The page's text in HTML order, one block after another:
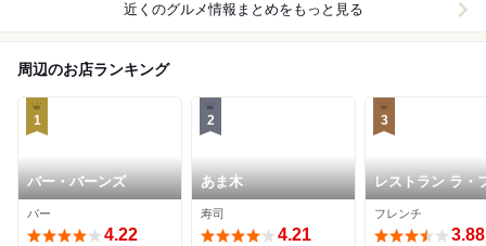
近くのグルメ情報まとめをもっと見る
周辺のお店ランキング
1
バー・バーンズ
バー
4.22
2
あま木
寿司
4.21
3
レストラン ラ・
レゾン・ドゥ・
チ
フレンチ
3.88